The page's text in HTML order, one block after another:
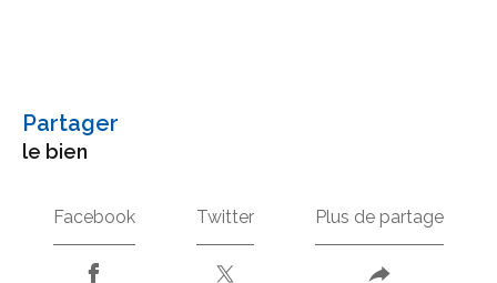
partager
le bien
Facebook Twitter Plus de partage